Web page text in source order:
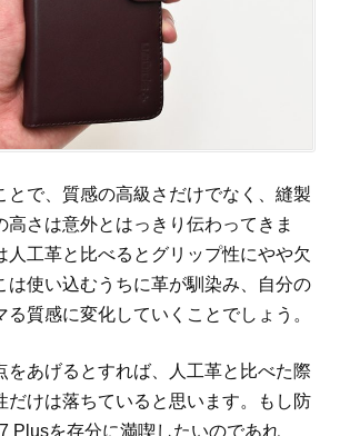
とで、質感の高級さだけでなく、縫製
高さは意外とはっきり伝わってきま
人工革と比べるとグリップ性にやや欠
は使い込むうちに革が馴染み、自分の
る質感に変化していくことでしょう。
をあげるとすれば、人工革と比べた際
だけは落ちていると思います。もし防
Plusを存分に満喫したいのであれ